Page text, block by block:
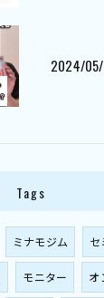
2024/
Tags
ミナモジム セ
モニター オ